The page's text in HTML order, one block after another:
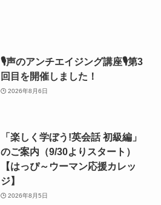
🎙声のアンチエイジング講座🎙第3
回目を開催しました！
2026年8月6日
「楽しく学ぼう!英会話 初級編」
のご案内（9/30よりスタート）
【はっぴ～ウーマン応援カレッ
ジ】
2026年8月5日